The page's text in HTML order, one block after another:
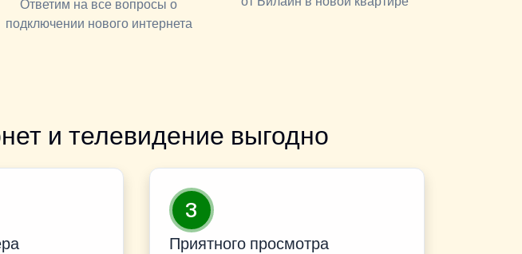
Ответим на все вопросы о
подключении нового интернета
и телевидение выгодно
3
Приятного просмотра